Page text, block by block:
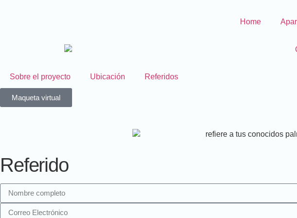
Home
Sobre el proyecto Ubicación Referidos
Maqueta virtual
Referido